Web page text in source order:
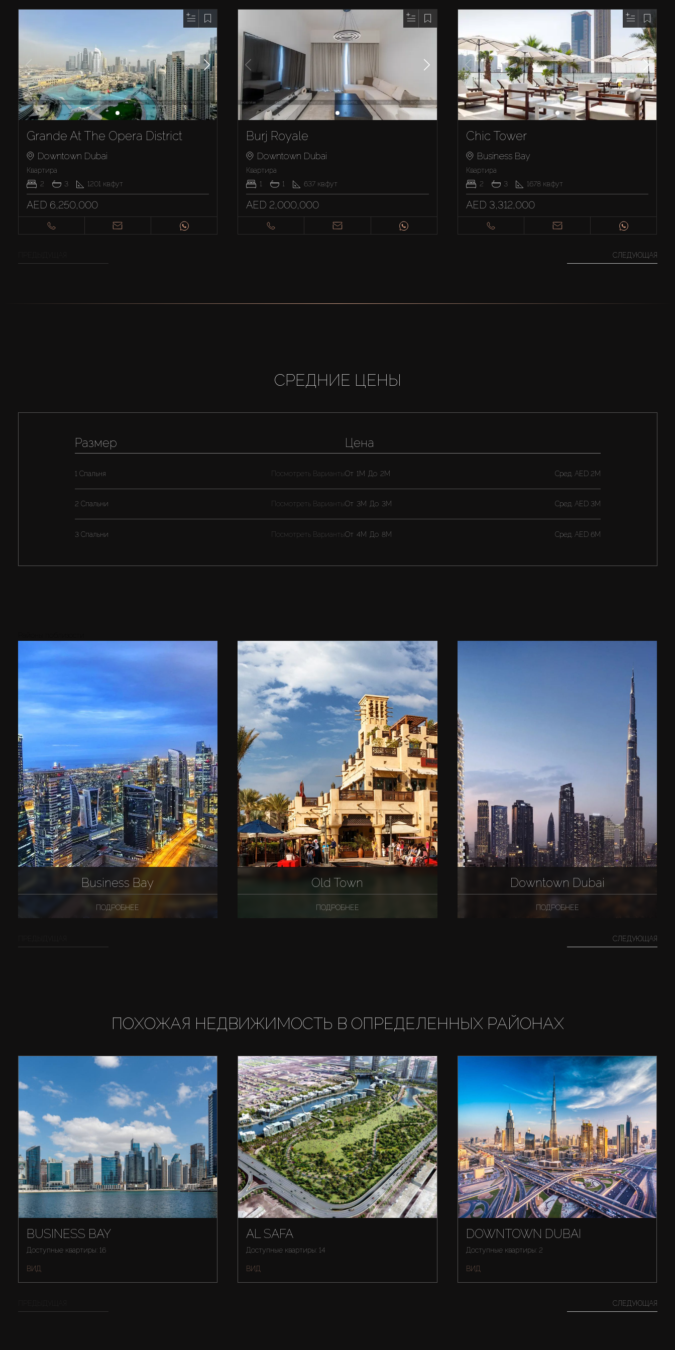
Grande At The Opera District
Downtown Dubai
Квартира
2
3 1201 кв.фут
AED 6,250,000
Burj Royale
Downtown Dubai
Квартира
1
1 637 кв.фут
AED 2,000,000
Chic Tower
Business Bay
Квартира
2
3 1678 кв.фут
AED 3,312,000
СЛЕДУЮЩАЯ
СРЕДНИЕ ЦЕНЫ
Размер
1 Спальня Посмотреть Варианты
2 Спальни Посмотреть Варианты
3 Спальни Посмотреть Варианты
Цена
От 1M До 2M Cред. AED 2M
От 3M До 3M Cред. AED 3M
От 4M До 8M Cред. AED 6M
Business Bay
ПОДРОБНЕЕ
Old Town
ПОДРОБНЕЕ
Downtown Dubai
ПОДРОБНЕЕ
СЛЕДУЮЩАЯ
ПОХОЖАЯ НЕДВИЖИМОСТЬ В ОПРЕДЕЛЕННЫХ РАЙОНАХ
BUSINESS BAY
Доступные квартиры: 16
ВИД
AL SAFA
Доступные квартиры: 14
ВИД
DOWNTOWN DUBAI
Доступные квартиры: 2
ВИД
СЛЕДУЮЩАЯ